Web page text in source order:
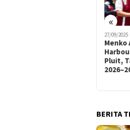
«
20/09/2025
Menko
Lebih
BERITA